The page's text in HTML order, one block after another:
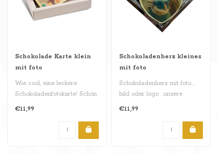
Schokolade Karte klein
mit foto
Wie cool, eine leckere
Schokoladenfotokarte! Schön
€11,99
Schokoladenherz kleines
mit foto
Schokoladenherz mit foto ,
bild oder logo . unsere
€11,99